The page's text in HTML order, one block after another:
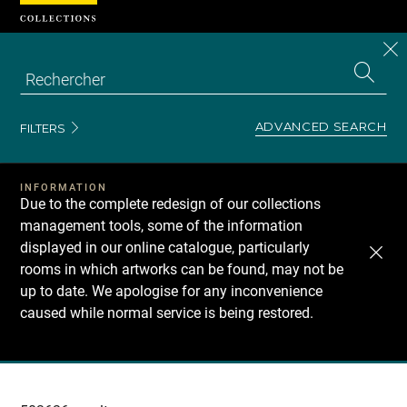
FILTERS ADVANCED SEARCH
INFORMATION
Due to the complete redesign of our collections
management tools, some of the information
displayed in our online catalogue, particularly
rooms in which artworks can be found, may not be
up to date. We apologise for any inconvenience
caused while normal service is being restored.
Recherche
Cookies management panel